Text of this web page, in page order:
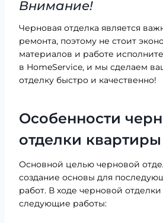
Внимание!
Черновая отделка является
ремонта, поэтому не стоит
материалов и работе
в HomeService, и мы сделаем
отделку быстро и качественно!
Особенности
отделки квартиры
Основной целью черновой
создание основы для
работ. В ходе черновой
следующие работы: